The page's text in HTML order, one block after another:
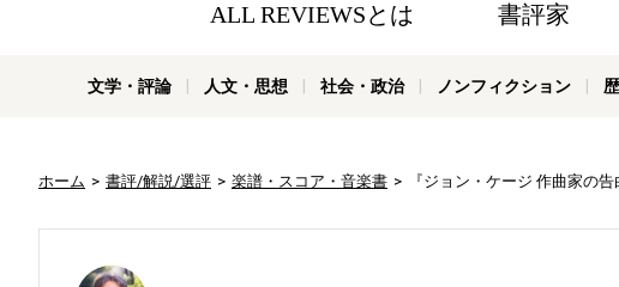
ALL REVIEWSとは 書評家
文学・評論 人文・思想 社会・政治 ノンフィクション
ホーム 書評/解説/選評 楽譜・スコア・音楽書 『ジョン・ケージ 作曲家の